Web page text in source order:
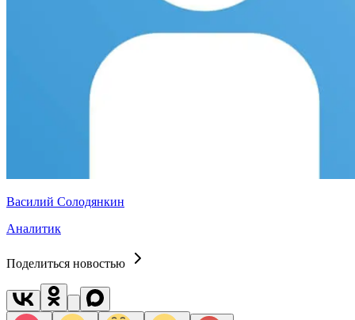
Василий Солодянкин
Аналитик
Поделиться новостью